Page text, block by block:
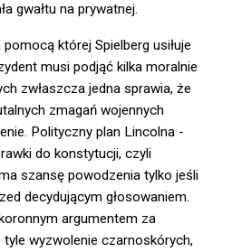
gwałtu na prywatnej.
której Spielberg usiłuje
musi podjąć kilka moralnie
zwłaszcza jedna sprawia, że
zmagań wojennych
Polityczny plan Lincolna -
do konstytucji, czyli
szansę powodzenia tylko jeśli
decydującym głosowaniem.
argumentem za
wyzwolenie czarnoskórych,